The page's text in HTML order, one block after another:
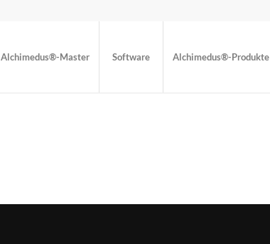
Alchimedus®-Master Software Alchimedus®-Produkte